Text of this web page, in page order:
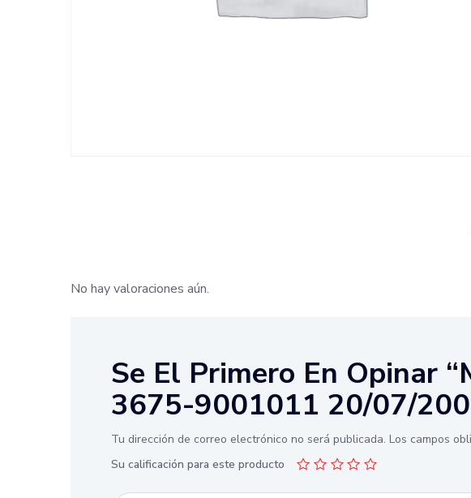
No hay valoraciones aún.
Se El Primero En Opinar
3675-9001011 20/07/
Tu dirección de correo electrónico no será publicada. Los campos
Su calificación para este producto